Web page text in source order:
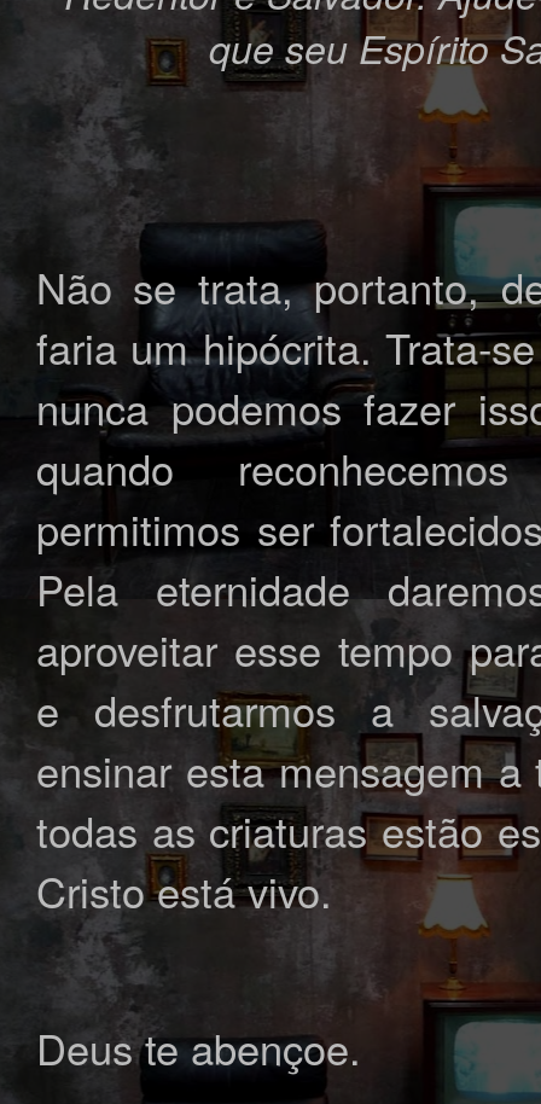
que seu Espírito
Não se trata, portanto,
faria um hipócrita. Trata-
nunca podemos fazer
quando
permitimos ser
Pela eternidade
aproveitar esse tempo
e desfrutarmos a
ensinar esta mensagem
todas as criaturas estão
Cristo está vivo.
Deus te abençoe.